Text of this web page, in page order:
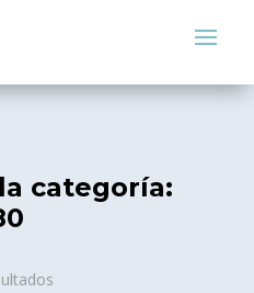
categoría:
Sorted